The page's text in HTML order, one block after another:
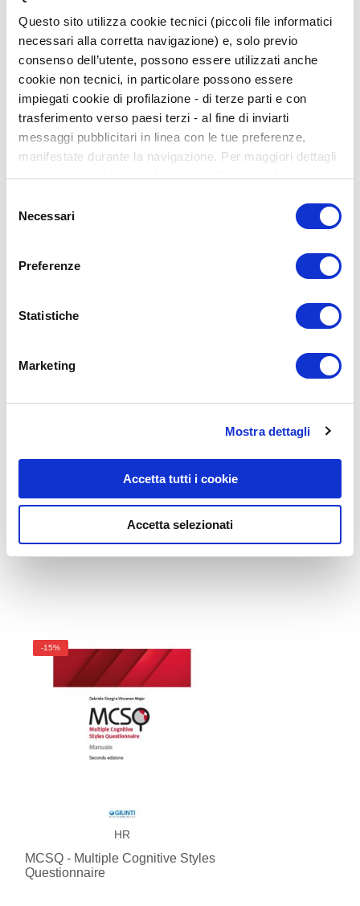
Questo sito utilizza cookie tecnici (piccoli file informatici
necessari alla corretta navigazione) e, solo previo
consenso dell’utente, possono essere utilizzati anche
cookie non tecnici, in particolare possono essere
impiegati cookie di profilazione - di terze parti e con
trasferimento verso paesi terzi - al fine di inviarti
messaggi pubblicitari in linea con le tue preferenze,
manifestate durante la navigazione. Per maggiori dettagli
sul trattamento dei tuoi dati personali durante la
cookie, ti invitiamo a prendere visione dell’
informativa
. Chiudendo il banner tramite la “X” prosegui la
navigazione senza alcuna profilazione. Selezionando
“Accetta tutti i cookie” presti il tuo consenso alla
pagina dedicati ai cookie
delNecessari
Preferenze
Statistiche
Marketing
Mostra dettagli
Accetta tutti i cookie
Accetta selezionati
HR
-15%
MCSQ - Multiple Cognitive Styles
Questionnaire